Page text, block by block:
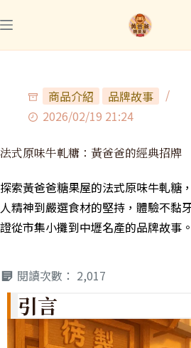
商品介紹
品牌故事
2026/02/19 21:24
法式原味牛軋糖：黃爸爸的經典招牌
探索黃爸爸糖果屋的法式原味牛軋糖
人精神到嚴選食材的堅持，體驗不黏
證從市集小攤到中壢名產的品牌故事。
閱讀次數： 2,017
引言